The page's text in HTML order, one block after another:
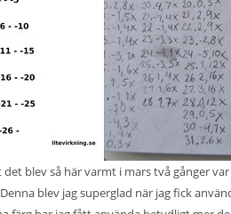
det blev så här varmt i mars två gånger
blev jag superglad när jag fick